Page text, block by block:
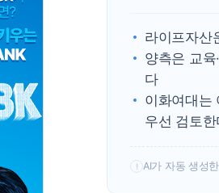
라이프자산
양측은 교
다
이화여대는
우선 검토한
! AI가 자동 생성